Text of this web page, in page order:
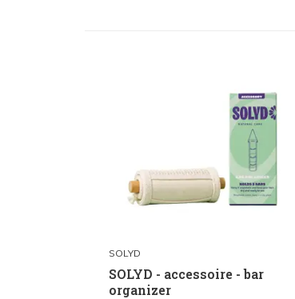
SOLYD
SOLYD - accessoire - bar
organizer